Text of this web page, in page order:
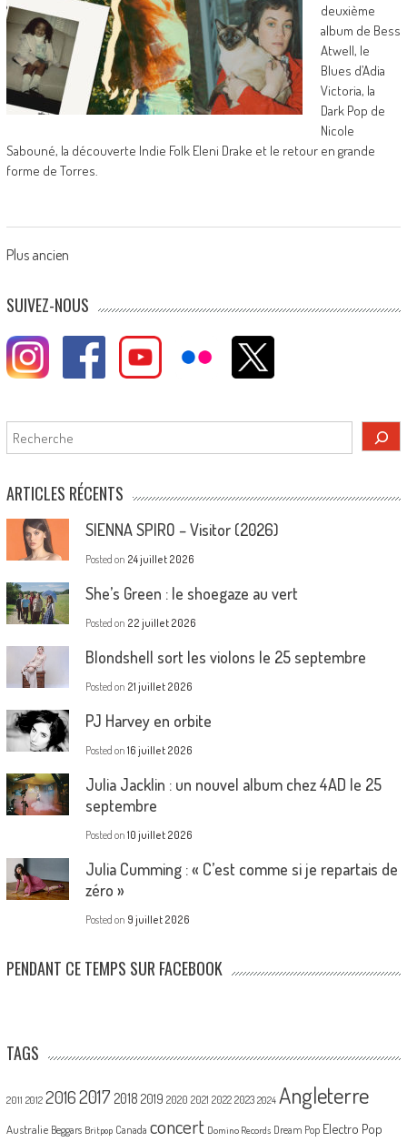
deuxième
album de Bess
Atwell, le
Blues d’Adia
Victoria, la
Dark Pop de
Nicole
Sabouné, la découverte Indie Folk Eleni Drake et le retour en grande
forme de Torres.
Posts
navigation
Plus ancien
SUIVEZ-NOUS
Rechercher
ARTICLES RÉCENTS
SIENNA SPIRO – Visitor (2026)
Posted on 24 juillet 2026
She’s Green : le shoegaze au vert
Posted on 22 juillet 2026
Blondshell sort les violons le 25 septembre
Posted on 21 juillet 2026
PJ Harvey en orbite
Posted on 16 juillet 2026
Julia Jacklin : un nouvel album chez 4AD le 25
septembre
Posted on 10 juillet 2026
Julia Cumming : « C’est comme si je repartais de
zéro »
Posted on 9 juillet 2026
PENDANT CE TEMPS SUR FACEBOOK
TAGS
2011 2012 20162017 2018 2019 2020 2021 2022 2023 2024 Angleterre
Australie Beggars Britpop Canada concert Domino Records Dream Pop Electro Pop